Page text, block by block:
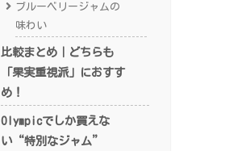
ブルーベリージャムの
味わい
比較まとめ｜どちらも
「果実重視派」におすす
め！
Olympicでしか買えな
い“特別なジャム”